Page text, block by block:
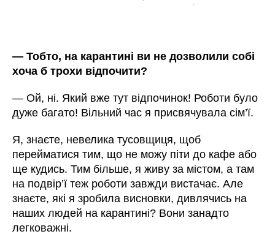
—Тобто, на карантині ви не дозволили собі
хоча б трохи відпочити?
—Ой, ні. Який вже тут відпочинок! Роботи було
дуже багато! Вільний час я присвячувала сім’ї.
Я, знаєте, невелика тусовщиця, щоб
перейматися тим, що не можу піти до кафе або
ще кудись. Тим більше, я живу за містом, а там
на подвір’ї теж роботи завжди вистачає. Але
знаєте, які я зробила висновки, дивлячись на
наших людей на карантині? Вони занадто
легковажні.